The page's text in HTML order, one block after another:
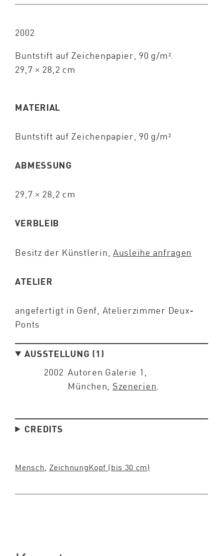
2002
Buntstift auf Zeichenpapier, 90 g/m².
29,7 × 28,2 cm
MATERIAL
Buntstift auf Zeichenpapier, 90 g/m²
ABMESSUNG
29,7 × 28,2 cm
VERBLEIB
Besitz der Künstlerin, Ausleihe anfragen
ATELIER
angefertigt in Genf, Atelierzimmer Deux-
Ponts
AUSSTELLUNG (1)
2002 Autoren Galerie 1,
München, Szenerien
CREDITS
Mensch ZeichnungKopf (bis 30 cm)